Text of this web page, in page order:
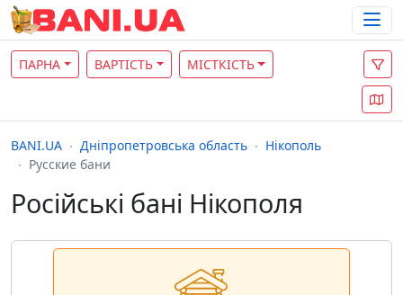
ПАРНА ВАРТІСТЬ МІСТКІСТЬ
BANI.UA Дніпропетровська область
Нікополь
Русские бани
Російські бані Нікополя